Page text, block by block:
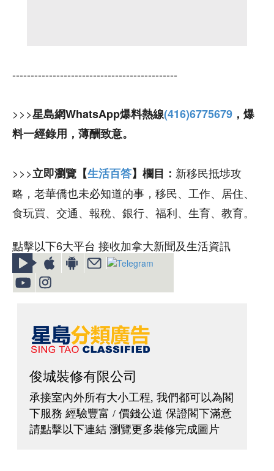
---------------------------------------------
>>>星島網WhatsApp爆料熱線(416)6775679 ，爆
料一經錄用，薄酬致意。
>>>立即瀏覽【生活百答】欄目： 新移民抵埗攻
略，老華僑也未必知道的事，移民、工作、居住、
食玩買、交通、報稅、銀行、福利、生育、教育。
點擊以下6大平台 接收加拿大新聞及生活資訊